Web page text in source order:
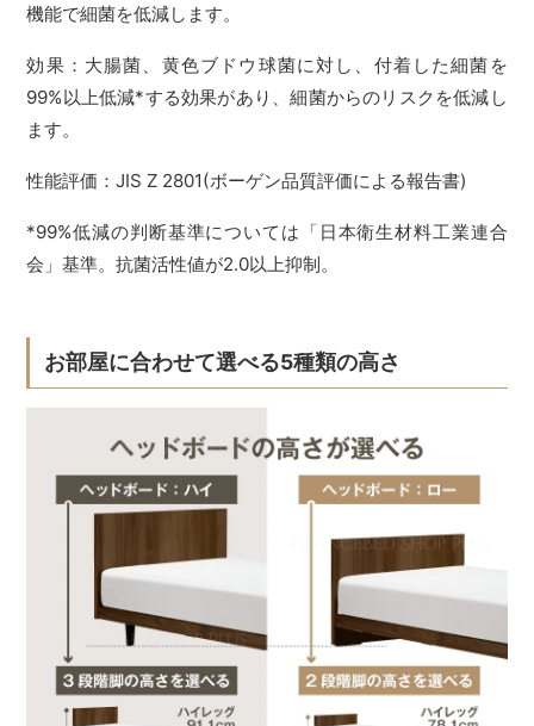
機能で細菌を低減します。
効果：大腸菌、黄色ブドウ球菌に対し、付着した細菌を
99%以上低減*する効果があり、細菌からのリスクを低減し
ます。
性能評価：JIS Z 2801(ボーゲン品質評価による報告書)
*99%低減の判断基準については「日本衛生材料工業連合
会」基準。抗菌活性値が2.0以上抑制。
お部屋に合わせて選べる5種類の高さ